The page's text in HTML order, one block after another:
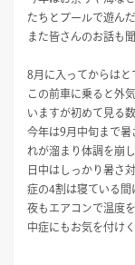
たちとプールで遊ん
また皆さんのお話も
8月に入ってからはと
この前車に乗ると外
いますが初めて見る
今年は9月中旬まで暑
れが溜まり体調を崩
日中はしっかり暑さ
症の4割は寝ている間
夜もエアコンで温度
中症にもお気を付けく